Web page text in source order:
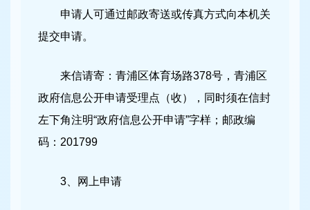
申请人可通过邮政寄送或传真方式向本机关
提交申请。
来信请寄：青浦区体育场路378号，青浦区
政府信息公开申请受理点（收），同时须在信封
左下角注明“政府信息公开申请”字样；邮政编
码：201799
3、网上申请